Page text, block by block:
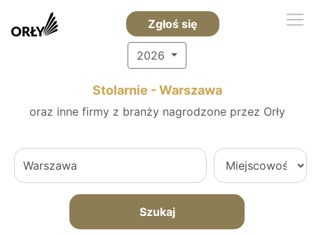
Zgłoś się
2026
Stolarnie - Warszawa
oraz inne firmy z branży nagrodzone przez Orły
Szukaj